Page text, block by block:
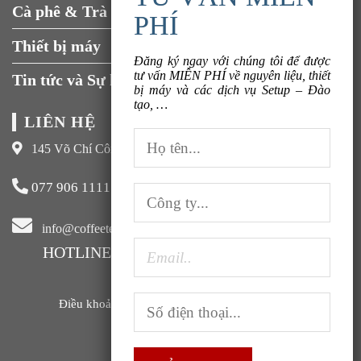
Cà phê & Trà
Thiết bị máy
Tin tức và Sự kiện
Liên hệ
LIÊN HỆ
145 Võ Chí Công, Xuân La, Tây Hồ, Hà Nội
077 906 1111
info@coffeeteavn.com
HOTLINE KINH DOANH:
Điều khoản sử dụng |
Đăng ký ngay với chúng tôi để được
tư vấn MIỄN PHÍ về nguyên liệu, thiết
bị máy và các dịch vụ Setup – Đào
tạo, …